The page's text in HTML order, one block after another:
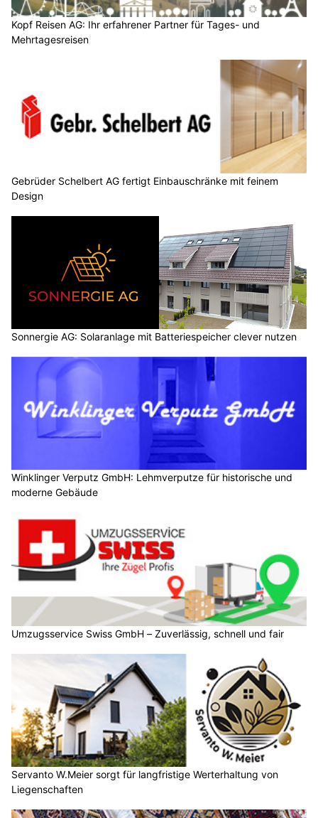
Kopf Reisen AG: Ihr erfahrener Partner für Tages- und
Mehrtagesreisen
Gebrüder Schelbert AG fertigt Einbauschränke mit feinem
Design
Sonnergie AG: Solaranlage mit Batteriespeicher clever nutzen
Winklinger Verputz GmbH: Lehmverputze für historische und
moderne Gebäude
Umzugsservice Swiss GmbH – Zuverlässig, schnell und fair
Servanto W.Meier sorgt für langfristige Werterhaltung von
Liegenschaften